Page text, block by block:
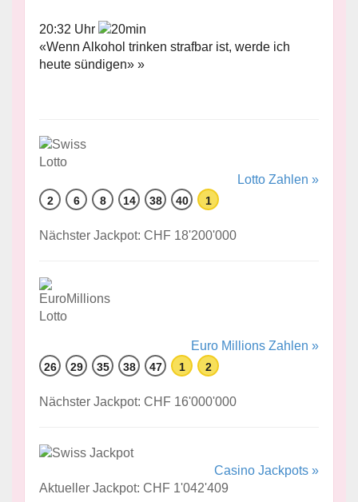
20:32 Uhr
«Wenn Alkohol trinken strafbar ist, werde ich
heute sündigen» »
Lotto Zahlen »
2 6 8 14 38 40 1
Nächster Jackpot: CHF 18'200'000
Euro Millions Zahlen »
26 29 35 38 47 1 2
Nächster Jackpot: CHF 16'000'000
Casino Jackpots »
Aktueller Jackpot: CHF 1'042'409